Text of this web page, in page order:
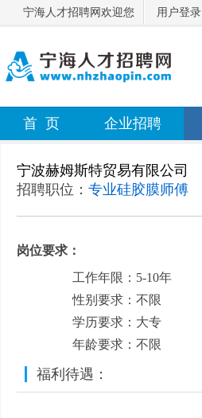
宁海人才招聘网欢迎您 用户登录
首 页 企业招聘
宁波赫姆斯特贸易有限公司
招聘职位： 专业硅胶膜师傅
岗位要求：
工作年限：5-10年
性别要求：不限
学历要求：大专
年龄要求：不限
福利待遇：